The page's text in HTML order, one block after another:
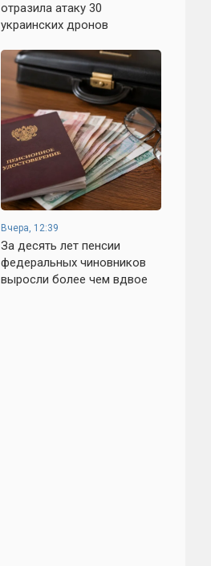
отразила атаку 30
украинских дронов
Вчера, 12:39
За десять лет пенсии
федеральных чиновников
выросли более чем вдвое